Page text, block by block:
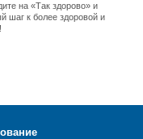
на «Так здорово» и
шаг к более здоровой и